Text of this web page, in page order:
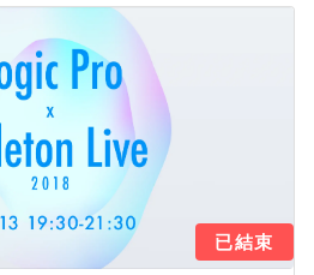
已結束